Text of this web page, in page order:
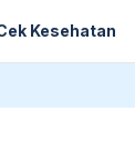
Kesehatan